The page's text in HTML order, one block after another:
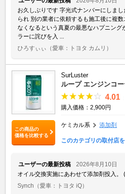
お久しぶりです 字光式ナンバーにしま
られ 別の業者に依頼するも施工後に複
なくなるという真夏の最悪なハプニング
ラーに詫びを入 ...
ひろすぃぃ （愛車：トヨタ カムリ）
この商品の
価格を比較する
SurLuster
ループ エンジンコ
4.01
購入価格：2,900円
ケミカル系 添加剤
このカテゴリの取付店
ユーザーの最新投稿
2026年8月10日
オイル交換実施にあわせて添加剤投入。
Synch （愛車：トヨタ iQ）